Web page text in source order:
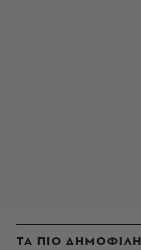
ΤΑ ΠΙΟ ΔΗΜΟΦΙΛΗ